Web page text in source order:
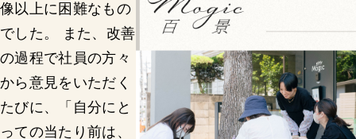
像以上に困難なもの
でした。 また、改善
の過程で社員の方々
から意見をいただく
たびに、「自分にと
っての当たり前は、